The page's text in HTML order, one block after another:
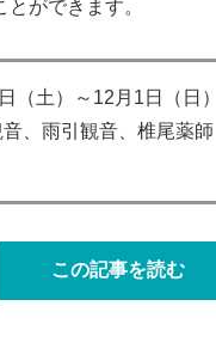
ができます。
（土）～12月1日（日）
、雨引観音、椎尾薬師
この記事を読む